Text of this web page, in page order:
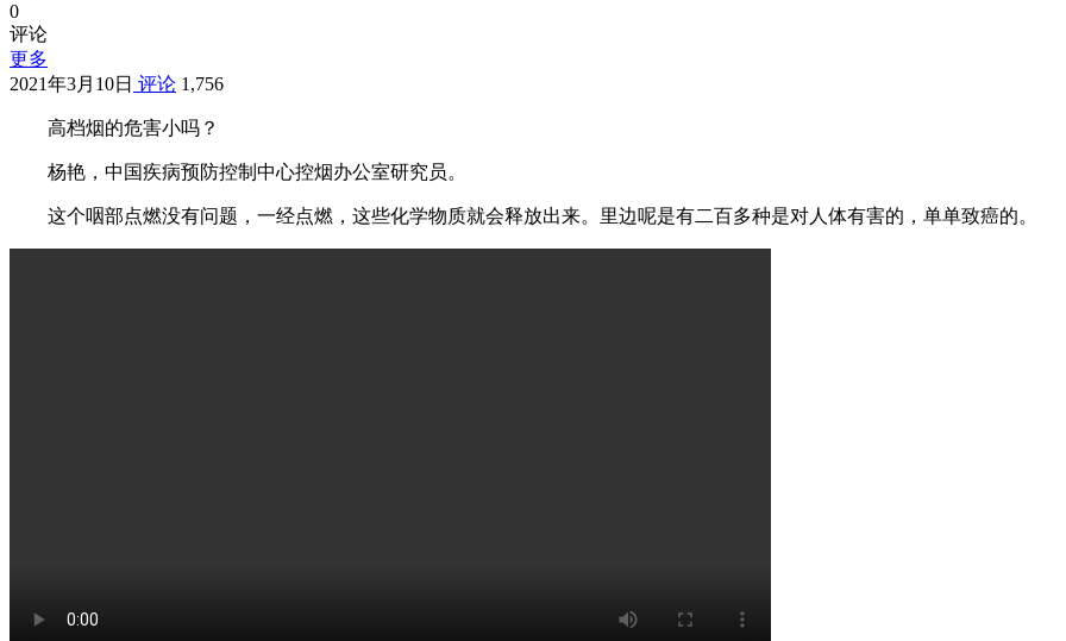
0
评论
更多
2021年3月10日 评论 1,756
高档烟的危害小吗？
杨艳，中国疾病预防控制中心控烟办公室研究员。
这个咽部点燃没有问题，一经点燃，这些化学物质就会释放出来。里边呢是有二百多种是对人体有害的，单单致癌的。